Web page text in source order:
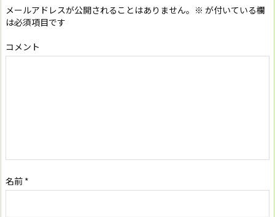
メールアドレスが公開されることはありません。 ※ が付いている欄
は必須項目です
コメント
名前 *